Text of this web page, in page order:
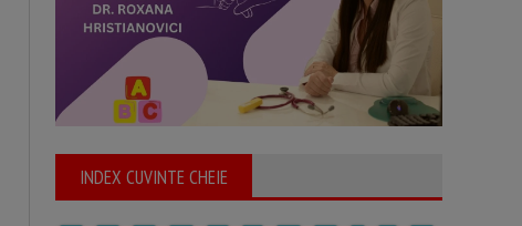
INDEX CUVINTE CHEIE